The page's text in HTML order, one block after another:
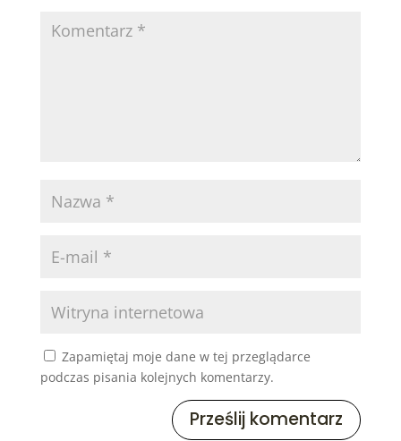
Zapamiętaj moje dane w tej przeglądarce
podczas pisania kolejnych komentarzy.